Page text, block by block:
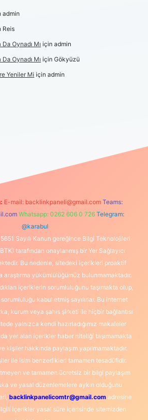
admin
Reis
Oynadı Mı için admin
Oynadı Mı için Gökyüzü
Yeniler Mi için admin
E-mail: backlinkpaneli@gmail.com Teams:
Whatsapp: 0262 606 0 726 Telegram:
@karabul
Sayılı Kanun gereğince Bilgi Teknolojileri
tarafından onaylanmış bir Yer Sağlayıcı
Bu nedenle, sitedeki içerikleri proaktif
yükümlülüğümüz bulunmamaktadır.
içeriklerin sorumluluğunu taşımakta olup,
kabul etmiş sayılırlar. Bu internet
kurum veya şahıs şirketi ile hiçbir bağlantısı
yalnızca kendi hazırladığımız makaleler
yer alan içerikler haber niteliği taşımamakta
kişiler hakkında paylaşım yapılmamaktadır.
ile isim benzerlikleri tamamen tesadüfidir.
ve tamamen ücretsiz bir bilgi paylaşım
ve yasal düzenlemelere aykırı olduğunu
backlinkpanelicomtr@gmail.comadresine
içerikler yasal süre içerisinde sitemizden